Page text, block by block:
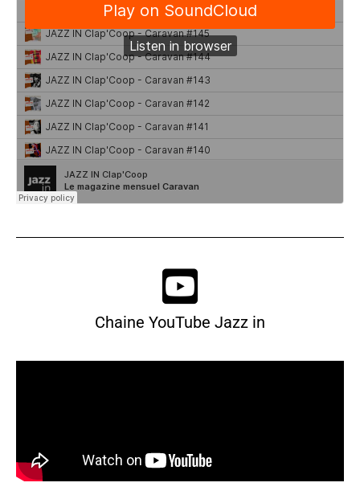
Chaine YouTube Jazz in